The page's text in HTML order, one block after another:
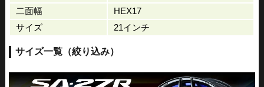
二面幅
HEX17
サイズ
21インチ
サイズ一覧（絞り込み）